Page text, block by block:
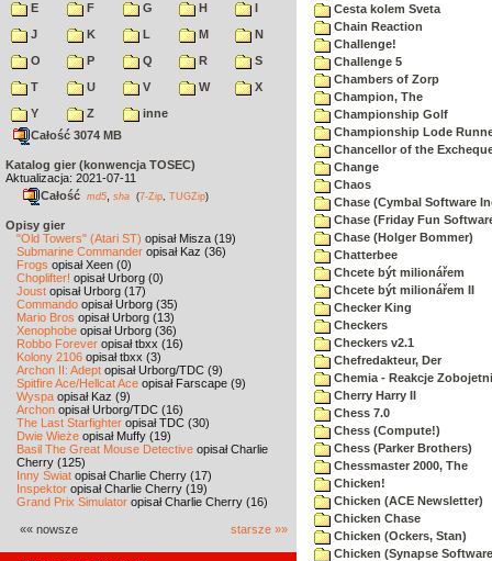
E
F G H
I
J
K L M
N
O
P Q R
S
T
U V W
X
Y
Z
inne
Całość 3074 MB
Katalog gier (konwencja TOSEC)
Aktualizacja: 2021-07-11
Całość md5 sha (7-Zip TUGZip)
Opisy gier
"Old Towers" (Atari ST) opisał Misza (19)
Submarine Commander opisał Kaz (36)
Frogs opisał Xeen (0)
Choplifter! opisał Urborg (0)
Joust opisał Urborg (17)
Commando opisał Urborg (35)
Mario Bros opisał Urborg (13)
Xenophobe opisał Urborg (36)
Robbo Forever opisał tbxx (16)
Kolony 2106 opisał tbxx (3)
Archon II: Adept opisał Urborg/TDC (9)
Spitfire Ace/Hellcat Ace opisał Farscape (9)
Wyspa opisał Kaz (9)
Archon opisał Urborg/TDC (16)
The Last Starfighter opisał TDC (30)
Dwie Wieże opisał Muffy (19)
Basil The Great Mouse Detective opisał Charlie
Cherry (125)
Inny Świat opisał Charlie Cherry (17)
Inspektor opisał Charlie Cherry (19)
Grand Prix Simulator opisał Charlie Cherry (16)
«« nowsze starsze »»
Cesta kolem Sveta
Chain Reaction
Challenge!
Challenge 5
Chambers of Zorp
Champion, The
Championship Golf
Championship Lode
Chancellor of the
Change
Chaos
Chase (Cymbal Software
Chase (Friday Fun
Chase (Holger Bommer)
Chatterbee
Chcete být milionářem
Chcete být milionářem II
Checker King
Checkers
Checkers v2.1
Chefredakteur, Der
Chemia - Reakcje
Cherry Harry II
Chess 7.0
Chess (Compute!)
Chess (Parker Brothers)
Chessmaster 2000, The
Chicken!
Chicken (ACE Newsletter)
Chicken Chase
Chicken (Ockers, Stan)
Chicken (Synapse